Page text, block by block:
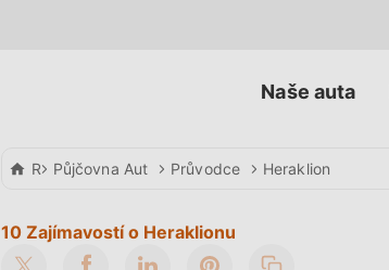
Naše auta
Rental Center Crete
Půjčovna Aut Průvodce Heraklion
10 Zajímavostí o Heraklionu